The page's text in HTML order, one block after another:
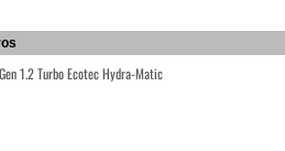
1.2 Turbo Ecotec Hydra-Matic